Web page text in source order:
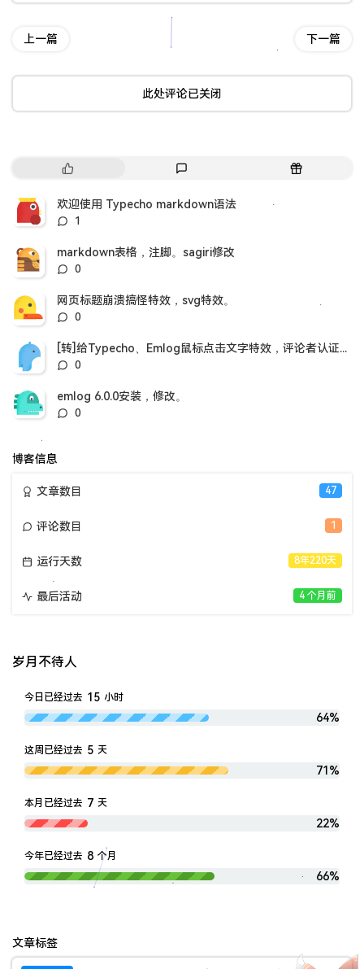
下一篇
上一篇
此处评论已关闭
热
文
章
评
随
欢迎使用 Typecho markdown语法
评
数：
1
markdown表格，注脚。sagiri修改
评
数：
0
网页标题崩溃搞怪特效，svg特效。
评
数：
0
[转]给Typecho、Emlog鼠标点击文字特效，评论者认证插件。
评
数：
0
emlog 6.0.0安装，修改。
评
0
博客信息
47
文章数目
1
评论数目
8年220天
运行天数
4 个月前
最后活动
岁月不待人
今日已经过去 15 小时
64%
这周已经过去 5 天
71%
本月已经过去 7 天
22%
今年已经过去 8 个月
66%
文章标签